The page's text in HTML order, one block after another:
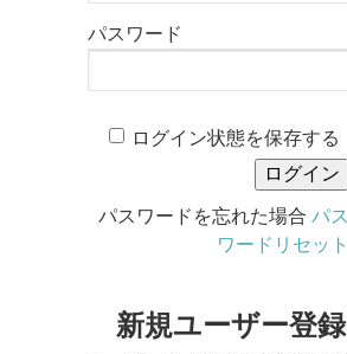
パスワード
ログイン状態を保存する
パスワードを忘れた場合 パス
ワードリセット
新規ユーザー登録